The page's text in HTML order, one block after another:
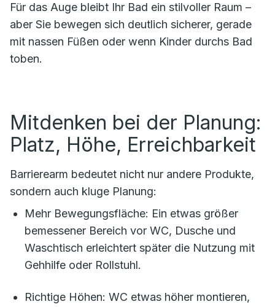
Für das Auge bleibt Ihr Bad ein stilvoller Raum –
aber Sie bewegen sich deutlich sicherer, gerade
mit nassen Füßen oder wenn Kinder durchs Bad
toben.
Mitdenken bei der Planung:
Platz, Höhe, Erreichbarkeit
Barrierearm bedeutet nicht nur andere Produkte,
sondern auch kluge Planung:
Mehr Bewegungsfläche: Ein etwas größer
bemessener Bereich vor WC, Dusche und
Waschtisch erleichtert später die Nutzung mit
Gehhilfe oder Rollstuhl.
Richtige Höhen: WC etwas höher montieren,